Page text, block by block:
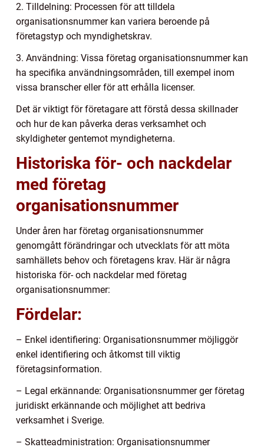
2. Tilldelning: Processen för att tilldela
organisationsnummer kan variera beroende på
företagstyp och myndighetskrav.
3. Användning: Vissa företag organisationsnummer kan
ha specifika användningsområden, till exempel inom
vissa branscher eller för att erhålla licenser.
Det är viktigt för företagare att förstå dessa skillnader
och hur de kan påverka deras verksamhet och
skyldigheter gentemot myndigheterna.
Historiska för- och nackdelar
med företag
organisationsnummer
Under åren har företag organisationsnummer
genomgått förändringar och utvecklats för att möta
samhällets behov och företagens krav. Här är några
historiska för- och nackdelar med företag
organisationsnummer:
Fördelar:
– Enkel identifiering: Organisationsnummer möjliggör
enkel identifiering och åtkomst till viktig
företagsinformation.
– Legal erkännande: Organisationsnummer ger företag
juridiskt erkännande och möjlighet att bedriva
verksamhet i Sverige.
– Skatteadministration: Organisationsnummer